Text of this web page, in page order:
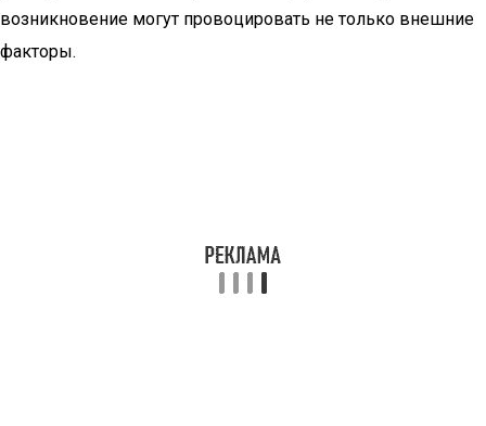
возникновение могут провоцировать не только внешние
факторы.